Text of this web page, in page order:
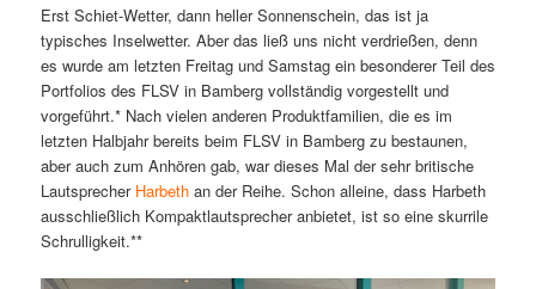
Erst Schiet-Wetter, dann heller Sonnenschein, das ist ja
typisches Inselwetter. Aber das ließ uns nicht verdrießen, denn
es wurde am letzten Freitag und Samstag ein besonderer Teil des
Portfolios des FLSV in Bamberg vollständig vorgestellt und
vorgeführt.* Nach vielen anderen Produktfamilien, die es im
letzten Halbjahr bereits beim FLSV in Bamberg zu bestaunen,
aber auch zum Anhören gab, war dieses Mal der sehr britische
Lautsprecher Harbethan der Reihe. Schon alleine, dass Harbeth
ausschließlich Kompaktlautsprecher anbietet, ist so eine skurrile
Schrulligkeit.**